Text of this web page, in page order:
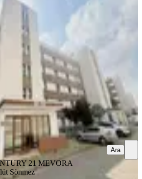
Altıağaç Mahallesi
120 m²·
₺ 3.990.000 ₺
GAYRİMENKULMevlüt Sönmez
21 MEVORA
Sönmez
Ara